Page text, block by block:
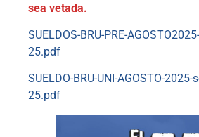
sea vetada.
SUELDOS-BRU-PRE-
25.pdf
SUELDO-BRU-UNI-AGOSTO-2025-
25.pdf